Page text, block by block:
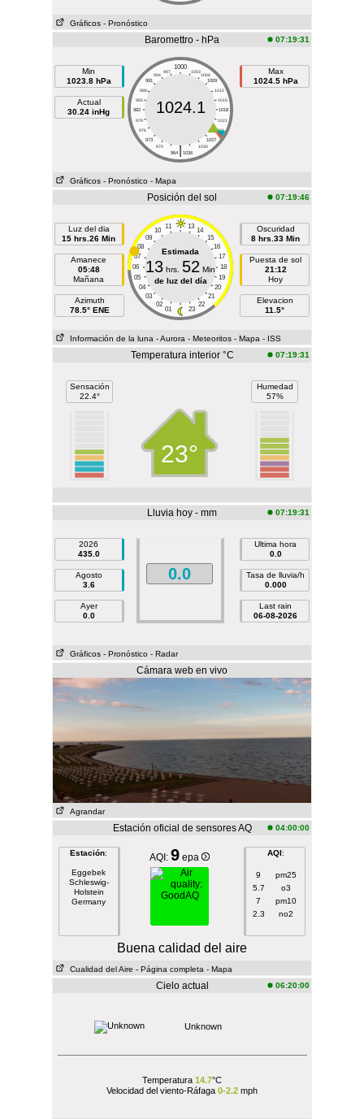
Gráficos - Pronóstico
Baromettro - hPa 07:19:31
Min
1023.8 hPa
Actual
30.24 inHg
1000
997 1003
994
1006
991
1009
988
1012
985
1015
982
1018
979
1021
976
1024
973
1027
970
1030
|
964 1036
1024.1
Max
1024.5 hPa
Gráficos - Pronóstico - Mapa
Posición del sol 07:19:46
Luz del dia
15 hrs.26 Min
Amanece
05:48
Mañana
Azimuth
78.5° ENE
11 13
10
14
09
15
08
16
07
17
06
18
05
19
04
20
03
21
02
22
01 23
Estimada
13 hrs. 52 Min
de luz del día
Oscuridad
8 hrs.33 Min
Puesta de sol
21:12
Hoy
Elevacion
11.5°
Información de la luna - Aurora - Meteoritos - Mapa - ISS
Temperatura interior °C 07:19:31
Sensación
22.4°
23°
Humedad
57%
Lluvia hoy - mm 07:19:31
2026
435.0
Agosto
3.6
Ayer
0.0
0.0
Ultima hora
0.0
Tasa de lluvia/h
0.000
Last rain
06-08-2026
Gráficos - Pronóstico - Radar
Cámara web en vivo
Agrandar
Estación oficial de sensores AQ 04:00:00
Estación:
Eggebek
Schleswig-
Holstein
Germany
AQI: 9 epa AQI:
9
pm25
5.7
o3
7
pm10
2.3
no2
Buena calidad del aire
Cualidad del Aire - Página completa - Mapa
Cielo actual 06:20:00
Unknown
Temperatura 14.7°C
Velocidad del viento-Ráfaga 0-2.2 mph